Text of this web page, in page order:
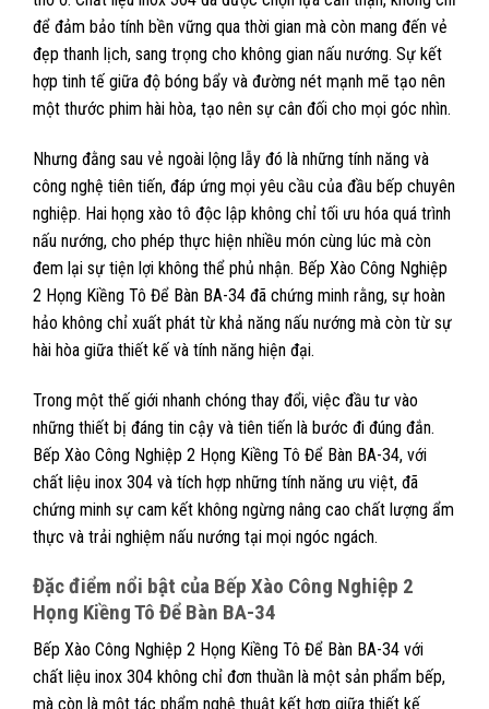
để đảm bảo tính bền vững qua thời gian mà còn mang đến vẻ
đẹp thanh lịch, sang trọng cho không gian nấu nướng. Sự kết
hợp tinh tế giữa độ bóng bẩy và đường nét mạnh mẽ tạo nên
một thước phim hài hòa, tạo nên sự cân đối cho mọi góc nhìn.
Nhưng đằng sau vẻ ngoài lộng lẫy đó là những tính năng và
công nghệ tiên tiến, đáp ứng mọi yêu cầu của đầu bếp chuyên
nghiệp. Hai họng xào tô độc lập không chỉ tối ưu hóa quá trình
nấu nướng, cho phép thực hiện nhiều món cùng lúc mà còn
đem lại sự tiện lợi không thể phủ nhận. Bếp Xào Công Nghiệp
2 Họng Kiềng Tô Để Bàn BA-34 đã chứng minh rằng, sự hoàn
hảo không chỉ xuất phát từ khả năng nấu nướng mà còn từ sự
hài hòa giữa thiết kế và tính năng hiện đại.
Trong một thế giới nhanh chóng thay đổi, việc đầu tư vào
những thiết bị đáng tin cậy và tiên tiến là bước đi đúng đắn.
Bếp Xào Công Nghiệp 2 Họng Kiềng Tô Để Bàn BA-34, với
chất liệu inox 304 và tích hợp những tính năng ưu việt, đã
chứng minh sự cam kết không ngừng nâng cao chất lượng ẩm
thực và trải nghiệm nấu nướng tại mọi ngóc ngách.
Đặc điểm nổi bật của Bếp Xào Công Nghiệp 2
Họng Kiềng Tô Để Bàn BA-34
Bếp Xào Công Nghiệp 2 Họng Kiềng Tô Để Bàn BA-34 với
chất liệu inox 304 không chỉ đơn thuần là một sản phẩm bếp,
mà còn là một tác phẩm nghệ thuật kết hợp giữa thiết kế